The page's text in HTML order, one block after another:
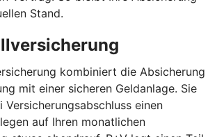
Stand.
kombiniert die Absicherung
mit einer sicheren Geldanlage. Sie
einen
auf Ihren monatlichen